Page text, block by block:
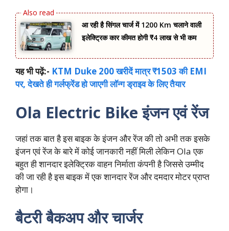
आ रही है सिंगल चार्ज में 1200 Km चलाने वाली
इलेक्ट्रिक कार कीमत होगी ₹4 लाख से भी कम
यह भी पढ़ें:- KTM Duke 200 खरीदें मात्र ₹1503 की EMI
पर, देखते ही गर्लफ्रेंड हो जाएगी लॉन्ग ड्राइव के लिए तैयार
Ola Electric Bike इंजन एवं रेंज
जहां तक बात है इस बाइक के इंजन और रेंज की तो अभी तक इसके
इंजन एवं रेंज के बारे में कोई जानकारी नहीं मिली लेकिन Ola एक
बहुत ही शानदार इलेक्ट्रिक वाहन निर्माता कंपनी है जिससे उम्मीद
की जा रही है इस बाइक में एक शानदार रेंज और दमदार मोटर प्राप्त
होगा।
बैटरी बैकअप और चार्जर